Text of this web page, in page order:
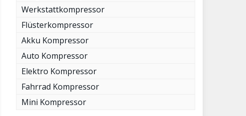
Werkstattkompressor
Flüsterkompressor
Akku Kompressor
Auto Kompressor
Elektro Kompressor
Fahrrad Kompressor
Mini Kompressor